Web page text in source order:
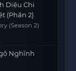
Diệu Chi
(Phần 2)
(Season 2)
Nghĩnh